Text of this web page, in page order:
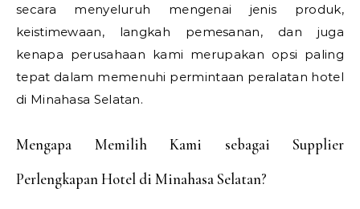
secara menyeluruh mengenai jenis produk,
keistimewaan, langkah pemesanan, dan juga
kenapa perusahaan kami merupakan opsi paling
tepat dalam memenuhi permintaan peralatan hotel
di Minahasa Selatan.
Mengapa Memilih Kami sebagai Supplier
Perlengkapan Hotel di Minahasa Selatan?